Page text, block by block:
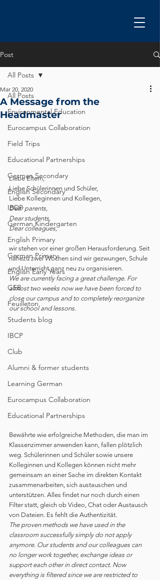
Post
All Posts
Environmental Education
Eurocampus Collaboration
Field Trips
Educational Partnerships
German Secondary
English Secondary
IBDP
German Kindergarten
English Primary
German Primary
English Early Years
GEB
Feuilleton
Students blog
IBCP
Club
Alumni & former students
Learning German
Eurocampus Collaboration
Educational Partnerships
All Posts
A Message from the
Headmaster
Mar 20, 2020
Liebe Eltern,
Liebe Schülerinnen und Schüler,
Liebe Kolleginnen und Kollegen,
Dear parents,
Dear students,
Dear colleagues,
wir stehen vor einer großen Herausforderung. Seit
nahezu zwei Wochen sind wir gezwungen, Schule
und Unterricht ganz neu zu organisieren.
We are currently facing a great challenge. For
almost two weeks now we have been forced to
close our campus and to completely reorganize
our school and lessons.
Bewährte wie erfolgreiche Methoden, die man im
Klassenzimmer anwenden kann, fallen plötzlich
weg. Schülerinnen und Schüler sowie unsere
Kolleginnen und Kollegen können nicht mehr
gemeinsam an einer Sache im direkten Kontakt
zusammenarbeiten, sich austauschen und
unterstützen. Alles findet nur noch durch einen
Filter statt, gleich ob Video, Chat oder Austausch
von Dateien. Es fehlt die Authentizität.
The proven methods we have used in the
classroom successfully simply do not apply
anymore. Our students and our colleagues can
no longer work together, exchange ideas or
support each other in direct contact. Now
everything is filtered since we are restricted to